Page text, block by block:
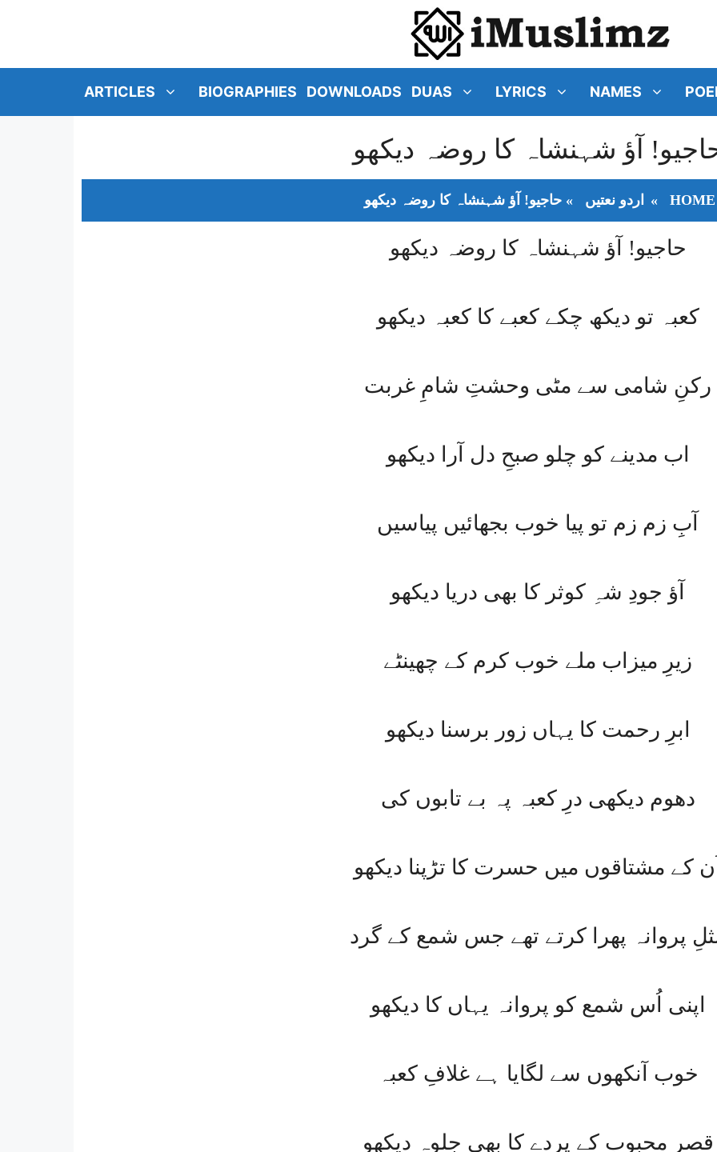
CONTENT
ARTICLES BIOGRAPHIES DOWNLOADS DUAS LYRICS NAMES
آؤ شہنشاہ کا روضہ دیکھو
HOME
» اردو نعتیں »حاجیو! آؤ شہنشاہ کا روضہ دیکھو
حاجیو! آؤ شہنشاہ کا روضہ دیکھو
کعبہ تو دیکھ چکے کعبے کا کعبہ دیکھو
رکنِ شامی سے مٹی وحشتِ شامِ غربت
اب مدینے کو چلو صبحِ دل آرا دیکھو
آبِ زم زم تو پیا خوب بجھائیں پیاسیں
آؤ جودِ شہِ کوثر کا بھی دریا دیکھو
زیرِ میزاب ملے خوب کرم کے چھینٹے
ابرِ رحمت کا یہاں زور برسنا دیکھو
دھوم دیکھی درِ کعبہ پہ بے تابوں کی
کے مشتاقوں میں حسرت کا تڑپنا دیکھو
پروانہ پھرا کرتے تھے جس شمع کے گرد
اپنی اُس شمع کو پروانہ یہاں کا دیکھو
خوب آنکھوں سے لگایا ہے غلافِ کعبہ
قصرِ محبوب کے پردے کا بھی جلوہ دیکھو